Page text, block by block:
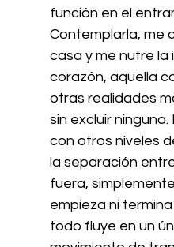
función en el
Contemplarla, me
casa y me nutre la
corazón, aquella
otras realidades
sin excluir
con otros niveles
la separación
fuera,
empieza ni
todo fluye en un